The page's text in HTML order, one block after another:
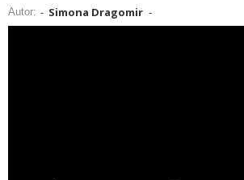
Autor: - Simona Dragomir -